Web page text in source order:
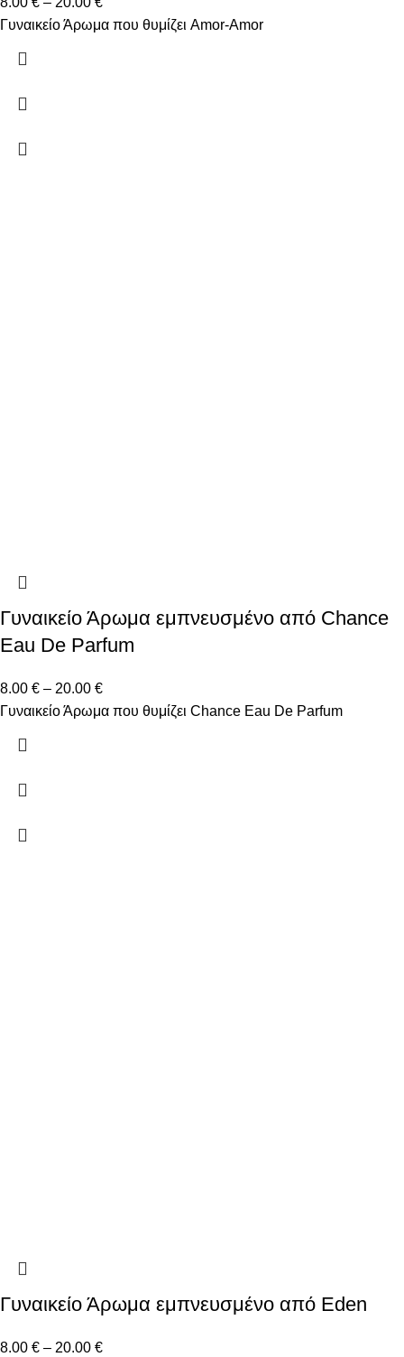
Γυναικείο Άρωμα που θυμίζει Amor-Amor
Γυναικείο Άρωμα εμπνευσμένο από Chance
Eau De Parfum
8.00 € – 20.00 €
Γυναικείο Άρωμα που θυμίζει Chance Eau De Parfum
Γυναικείο Άρωμα εμπνευσμένο από Eden
8.00 € – 20.00 €